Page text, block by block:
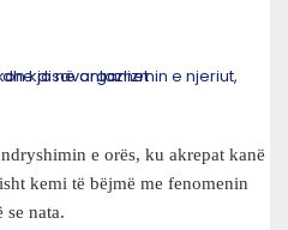
e orës, ku akrepat kanë
kemi të bëjmë me fenomenin
se nata.